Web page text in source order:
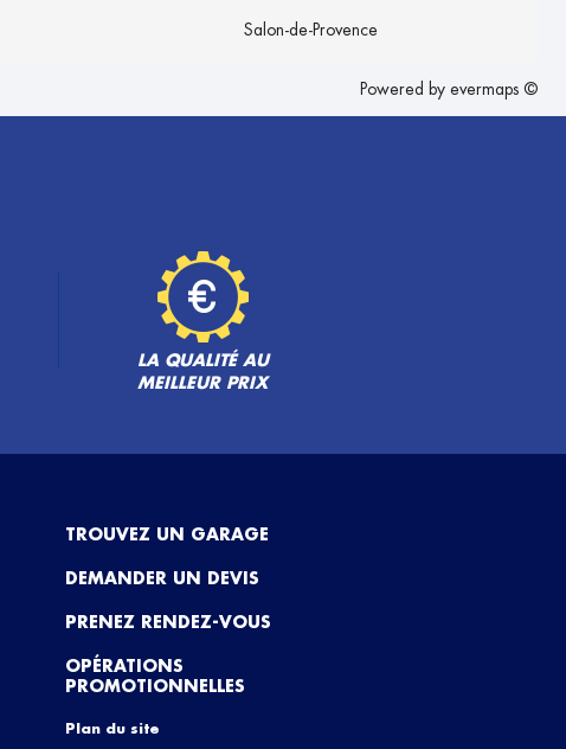
Salon-de-Provence
Powered by evermaps ©
LA QUALITÉ AU
MEILLEUR PRIX
TROUVEZ UN GARAGE
DEMANDER UN DEVIS
PRENEZ RENDEZ-VOUS
OPÉRATIONS
PROMOTIONNELLES
Plan du site